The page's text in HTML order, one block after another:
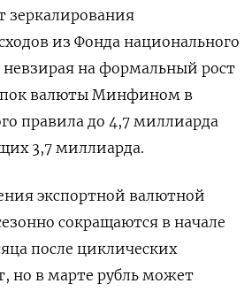
зеркалирования
из Фонда национального
невзирая на формальный рост
валюты Минфином в
правила до 4,7 миллиарда
3,7 миллиарда.
экспортной валютной
сокращаются в начале
после циклических
но в марте рубль может